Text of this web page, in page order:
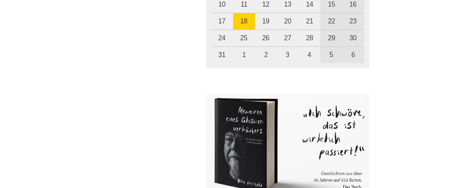
10 11 12 13 14 15 16
17 18 19 20 21 22 23
24 25 26 27 28 29 30
31 1 2 3 4 5 6